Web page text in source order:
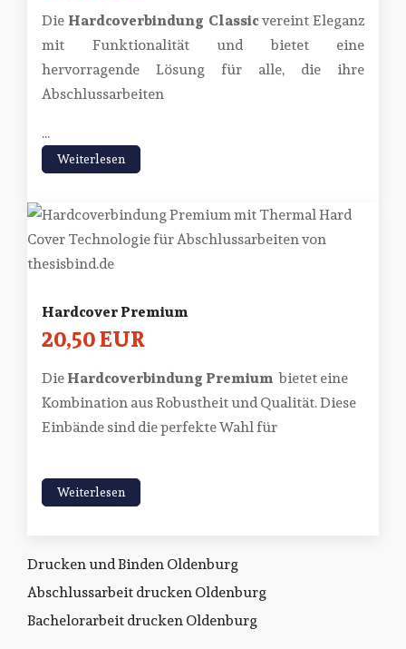
Die Hardcoverbindung Classicvereint Eleganz
mit Funktionalität und bietet eine
hervorragende Lösung für alle, die ihre
Abschlussarbeiten
...
Weiterlesen
Hardcover Premium
20,50 EUR
DieHardcoverbindung Premium bietet eine
Kombination aus Robustheit und Qualität. Diese
Einbände sind die perfekte Wahl für
Weiterlesen
Drucken und Binden Oldenburg
Abschlussarbeit drucken Oldenburg
Bachelorarbeit drucken Oldenburg